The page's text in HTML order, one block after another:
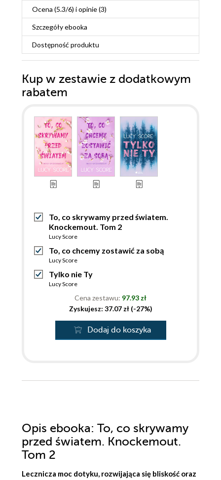
Ocena (5.3/6) i opinie (3)
Szczegółyebooka
Dostępność produktu
Kup w zestawie z dodatkowym
rabatem
To, co skrywamy przed światem.
Knockemout. Tom 2
Lucy Score
To, co chcemy zostawić za sobą
Lucy Score
Tylko nie Ty
Lucy Score
Cena zestawu: 97.93 zł
Zyskujesz: 37.07 zł (-27%)
Dodaj do koszyka
Opis ebooka: To, co skrywamy
przed światem. Knockemout.
Tom 2
Lecznicza moc dotyku, rozwijająca się bliskość oraz